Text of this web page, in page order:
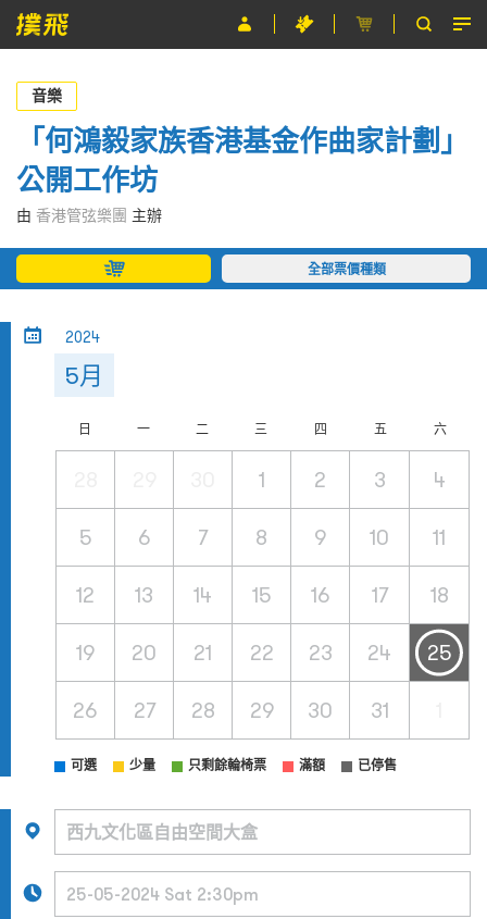
節目
主辦單位
關於撲飛
條款及細則
EN
音樂
「何鴻毅家族香港基金作曲家計劃」
公開工作坊
由 香港管弦樂團 主辦
全部票價種類
2024
5月
日 一 二 三 四 五 六
1 2 3 4
5 6 7 8 9 10 11
12 13 14 15 16 17 18
19 20 21 22 23 24 25
26 27 28 29 30 31
可選 少量 只剩餘輪椅票 滿額 已停售